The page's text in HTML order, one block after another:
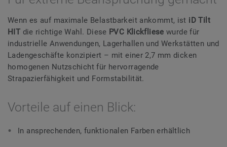
Wenn es auf maximale Belastbarkeit ankommt, ist iD Tilt
HIT die richtige Wahl. Diese PVC Klickfliese wurde für
industrielle Anwendungen, Lagerhallen und Werkstätten und
Ladengeschäfte konzipiert – mit einer 2,7 mm dicken
homogenen Nutzschicht für hervorragende
Strapazierfähigkeit und Formstabilität.
Vorteile auf einen Blick:
In ansprechenden, funktionalen Farben erhältlich